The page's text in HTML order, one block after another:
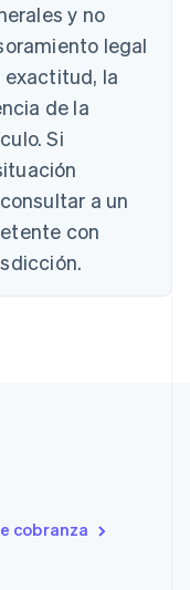
y no
legal
exactitud, la
de la
Si
a un
con
cobranza